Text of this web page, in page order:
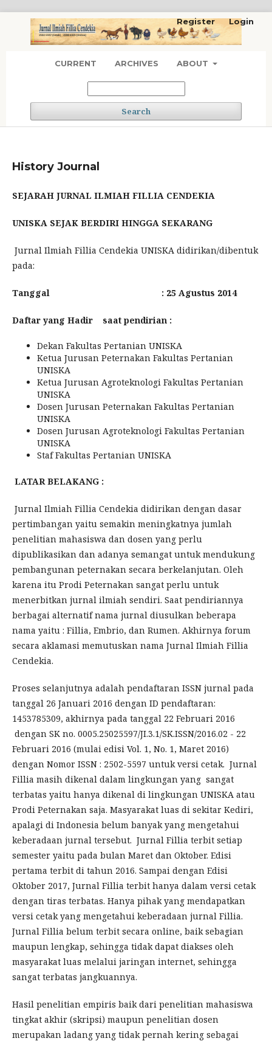
CURRENT ARCHIVES ABOUT
Search
Register Login
History Journal
SEJARAH JURNAL ILMIAH FILLIA CENDEKIA
UNISKA SEJAK BERDIRI HINGGA SEKARANG
Jurnal Ilmiah Fillia Cendekia UNISKA didirikan/dibentuk
pada:
Tanggal : 25 Agustus 2014
Daftar yang Hadir saat pendirian :
Dekan Fakultas Pertanian UNISKA
Ketua Jurusan Peternakan Fakultas Pertanian
UNISKA
Ketua Jurusan Agroteknologi Fakultas Pertanian
UNISKA
Dosen Jurusan Peternakan Fakultas Pertanian
UNISKA
Dosen Jurusan Agroteknologi Fakultas Pertanian
UNISKA
Staf Fakultas Pertanian UNISKA
LATAR BELAKANG :
Jurnal Ilmiah Fillia Cendekia didirikan dengan dasar
pertimbangan yaitu semakin meningkatnya jumlah
penelitian mahasiswa dan dosen yang perlu
dipublikasikan dan adanya semangat untuk mendukung
pembangunan peternakan secara berkelanjutan. Oleh
karena itu Prodi Peternakan sangat perlu untuk
menerbitkan jurnal ilmiah sendiri. Saat pendiriannya
berbagai alternatif nama jurnal diusulkan beberapa
nama yaitu : Fillia, Embrio, dan Rumen. Akhirnya forum
secara aklamasi memutuskan nama Jurnal Ilmiah Fillia
Cendekia.
Proses selanjutnya adalah pendaftaran ISSN jurnal pada
tanggal 26 Januari 2016 dengan ID pendaftaran:
1453785309, akhirnya pada tanggal 22 Februari 2016
dengan SK no. 0005.25025597/JI.3.1/SK.ISSN/2016.02 - 22
Februari 2016 (mulai edisi Vol. 1, No. 1, Maret 2016)
dengan Nomor ISSN : 2502-5597 untuk versi cetak. Jurnal
Fillia masih dikenal dalam lingkungan yang sangat
terbatas yaitu hanya dikenal di lingkungan UNISKA atau
Prodi Peternakan saja. Masyarakat luas di sekitar Kediri,
apalagi di Indonesia belum banyak yang mengetahui
keberadaan jurnal tersebut. Jurnal Fillia terbit setiap
semester yaitu pada bulan Maret dan Oktober. Edisi
pertama terbit di tahun 2016. Sampai dengan Edisi
Oktober 2017, Jurnal Fillia terbit hanya dalam versi cetak
dengan tiras terbatas. Hanya pihak yang mendapatkan
versi cetak yang mengetahui keberadaan jurnal Fillia.
Jurnal Fillia belum terbit secara online, baik sebagian
maupun lengkap, sehingga tidak dapat diakses oleh
masyarakat luas melalui jaringan internet, sehingga
sangat terbatas jangkuannya.
Hasil penelitian empiris baik dari penelitian mahasiswa
tingkat akhir (skripsi) maupun penelitian dosen
merupakan ladang yang tidak pernah kering sebagai